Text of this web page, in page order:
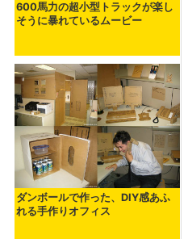
600馬力の超小型トラックが楽し
そうに暴れているムービー
ダンボールで作った、DIY感あふ
れる手作りオフィス